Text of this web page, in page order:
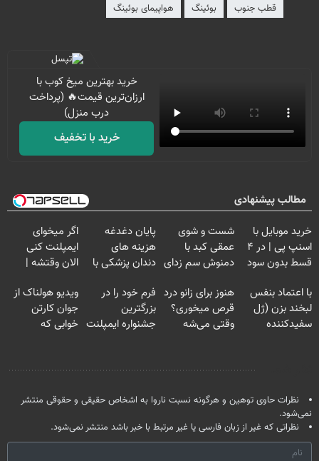
قطب جنوب بوئینگ هواپیمای بوئینگ
خرید بهترین میخ کوب با
ارزان‌ترین قیمت🔥 (پرداخت
درب منزل)
خرید با تخفیف
مطالب پیشنهادی
خرید موبایل با
اسنپ پی | در ۴
قسط بدون سود
شست و شوی
عمقی کبد با
دمنوش سم زدای
پایان دغدغه
هزینه های
دندان پزشکی با
خانگی
اگر میخوای
ایمپلنت کنی
الان وقتشه |
میلیون تومان!!!
با اعتماد بنفس
لبخند بزن (ژل
سفیدکننده
هنوز برای زانو درد
قرص میخوری؟
وقتی می‌شه
فرم خود را در
بزرگترین
جشنواره ایمپلنت
ویدیو هولناک از
جوان کارتن
خوابی که
نظرات حاوی توهین و هرگونه نسبت ناروا به اشخاص حقیقی و حقوقی منتشر
نمی‌شود.
نظراتی که غیر از زبان فارسی یا غیر مرتبط با خبر باشد منتشر نمی‌شود.